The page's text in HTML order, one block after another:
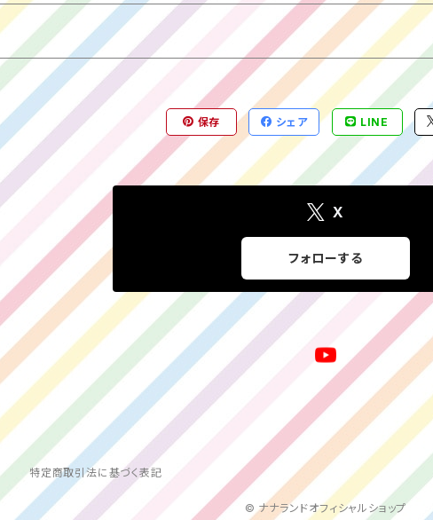
保存 シェア LINE
X
フォローする
特定商取引法に基づく表記
© ナナランドオフィシャルショップ